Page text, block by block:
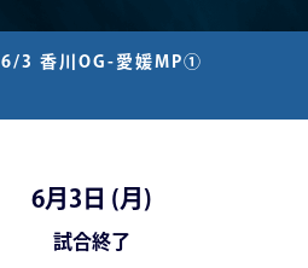
6/3 香川OG-愛媛MP①
6月3日 (月 )
試合終了